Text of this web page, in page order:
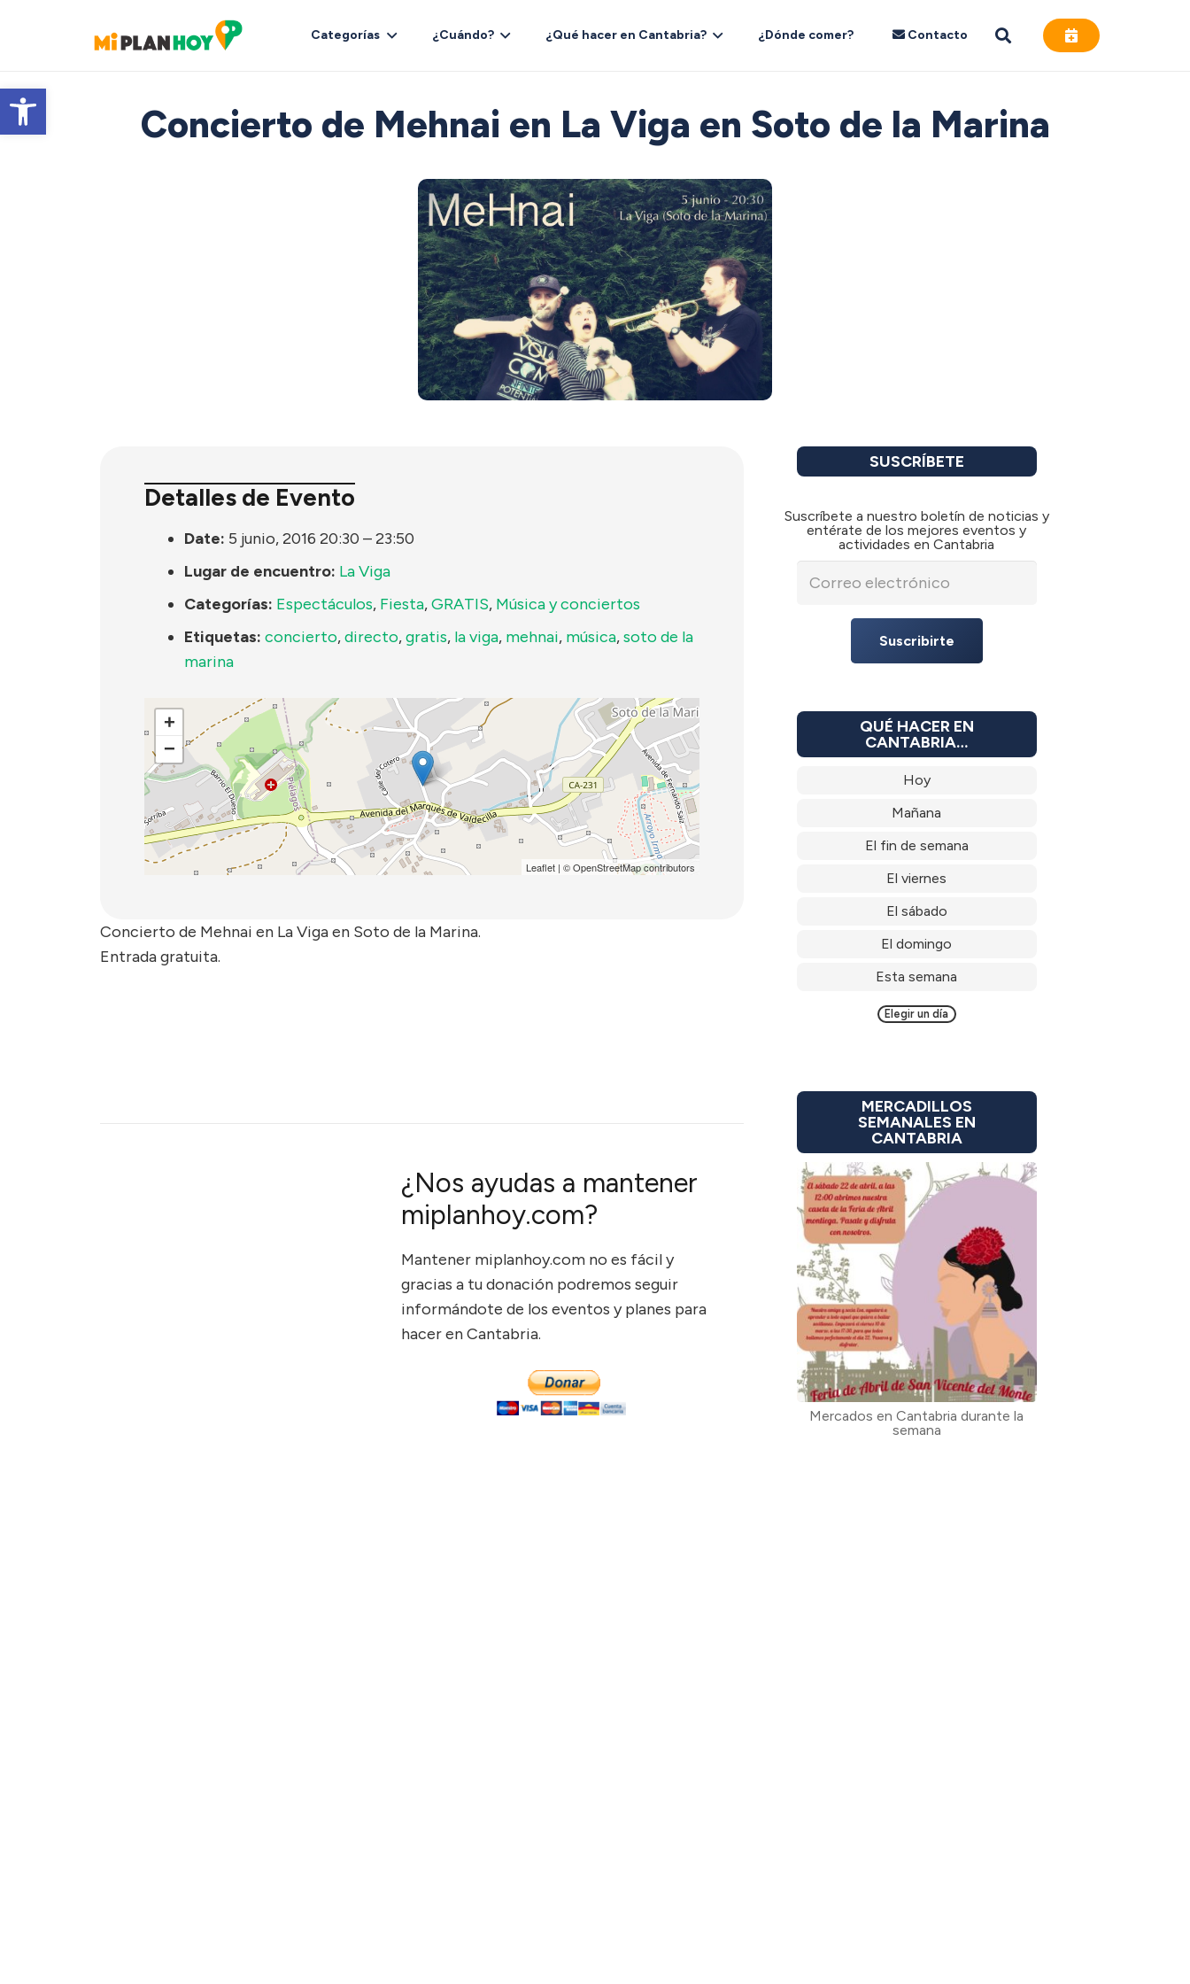
Abrir barra de herramientas
Categorías ¿Cuándo? ¿Qué hacer en Cantabria? ¿Dónde comer? Contacto
Concierto de Mehnai en La Viga en Soto de la Marina
Detalles de Evento
Date: 5 junio, 2016 20:30 –23:50
Lugar de encuentro: La Viga
Categorías: Espectáculos, Fiesta,GRATIS, Música y conciertos
Etiquetas: concierto,directo,gratis, la viga, mehnai, música,soto de la
marina
+
−
Leaflet| ©OpenStreetMapcontributors
Concierto de Mehnai en La Viga en Soto de la Marina.
Entrada gratuita.
¿Nos ayudas a mantener
miplanhoy.com?
Mantener miplanhoy.com no es fácil y
gracias a tu donación podremos seguir
informándote de los eventos y planes para
hacer en Cantabria.
SUSCRÍBETE
Suscríbete a nuestro boletín de noticias y
entérate de los mejores eventos y
actividades en Cantabria
Suscribirte
QUÉ HACER EN
CANTABRIA…
Hoy
Mañana
El fin de semana
El viernes
El sábado
El domingo
Esta semana
Elegir un día
MERCADILLOS
SEMANALES EN
CANTABRIA
Mercados en Cantabria durante la
semana